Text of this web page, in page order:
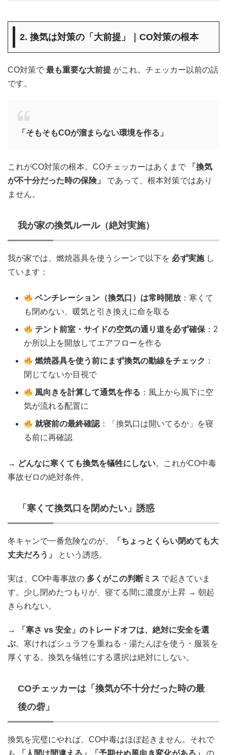
2. 換気は対策の「大前提」｜CO対策の根本
CO対策で 最も重要な大前提 がこれ。チェッカー以前の話
です。
「そもそもCOが溜まらない環境を作る」
これがCO対策の根本。COチェッカーはあくまで
「換気
が不十分だった時の保険」
であって、根本対策ではあり
ません。
我が家の換気ルール（絶対実施）
我が家では、燃焼器具を使うシーンで以下を 必ず実施し
ています：
ベンチレーション（換気口）は常時開放 ：寒くて
も閉めない、暖気と引き換えに命を取る
テント前室・サイドの空気の通り道を必ず確保 ：2
か所以上を開放してエアフローを作る
燃焼器具を使う前にまず換気の動線をチェック ：
閉じてないか目視で
風向きを計算して通気を作る ：風上から風下に空
気が流れる配置に
就寝前の最終確認 ：「換気口は開いてるか」を寝
る前に再確認
→ どんなに寒くても換気を犠牲にしない。これがCO中毒
事故ゼロの絶対条件。
「寒くて換気口を閉めたい」誘惑
冬キャンで一番危険なのが、
「ちょっとくらい閉めても大
丈夫だろう」
という誘惑。
実は、CO中毒事故の 多くがこの判断ミス で起きていま
す。少し閉めたつもりが、寝てる間に濃度が上昇 → 朝起
きられない。
→
「寒さ vs 安全」のトレードオフは、絶対に安全を選
ぶ。寒ければシュラフを重ねる・湯たんぽを使う・服装を
厚くする。換気を犠牲にする選択は絶対にしない。
COチェッカーは「換気が不十分だった時の最
後の砦」
換気を完璧にやれば、CO中毒はほぼ起きません。それで
も
「人間は間違える」「予期せぬ風向き変化がある」
の